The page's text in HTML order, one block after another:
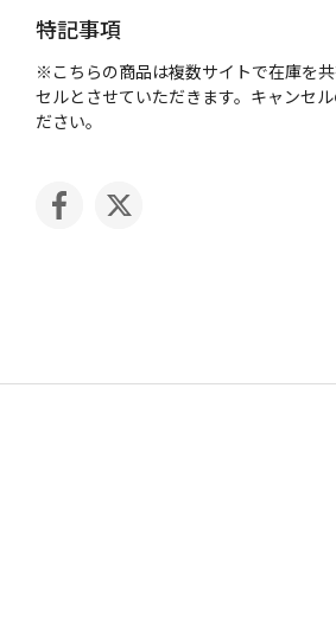
特記事項
※こちらの商品は複数サイトで在庫を
セルとさせていただきます。キャンセ
ださい。